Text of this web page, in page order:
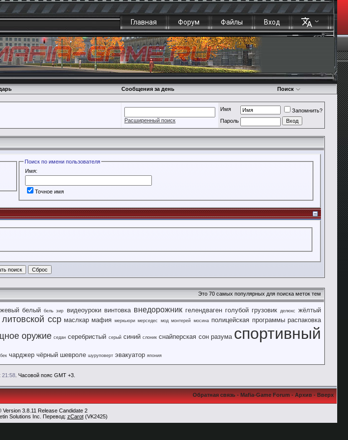
Главная Форум Файлы Вход
Сообщения за день Поиск
Расширенный поиск
Имя
Запомнить?
Пароль
Поиск по имени пользователя
Имя:
Точное имя
Это 70 самых популярных для поиска меток тем
белый бель эир видеоуроки винтовка внедорожник гелендваген голубой грузовик делюкс жёлтый
литовской сср маслкар мафия меркьюри мерседес мод монтерей мосина полицейская программы распаковка
оружие седан серебристый серый синий слоник снайперская сон разума спортивный
чарджер чёрный шевроле шуруповерт эвакуатор япония
21:58 . Часовой пояс GMT +3.
Обратная связь-Mafia-Game Forum-Архив-Вверх
Version 3.8.11 Release Candidate 2
Solutions Inc. Перевод: zCarot(VK2425)